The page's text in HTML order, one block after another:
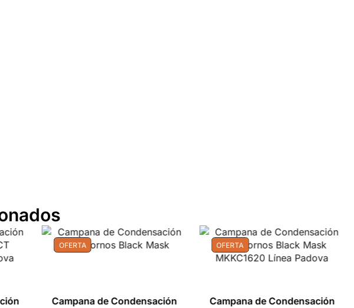
OFERTA
Campana de Condensación
OFERTA
Campana de Condensación